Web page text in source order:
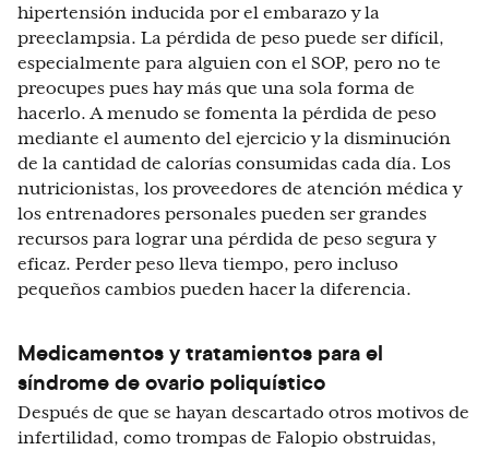
hipertensión inducida por el embarazo y la
preeclampsia. La pérdida de peso puede ser difícil,
especialmente para alguien con el SOP, pero no te
preocupes pues hay más que una sola forma de
hacerlo. A menudo se fomenta la pérdida de peso
mediante el aumento del ejercicio y la disminución
de la cantidad de calorías consumidas cada día. Los
nutricionistas, los proveedores de atención médica y
los entrenadores personales pueden ser grandes
recursos para lograr una pérdida de peso segura y
eficaz. Perder peso lleva tiempo, pero incluso
pequeños cambios pueden hacer la diferencia.
Medicamentos y tratamientos para el
síndrome de ovario poliquístico
Después de que se hayan descartado otros motivos de
infertilidad, como trompas de Falopio obstruidas,